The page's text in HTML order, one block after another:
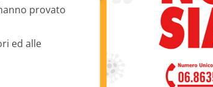
provato
ed alle